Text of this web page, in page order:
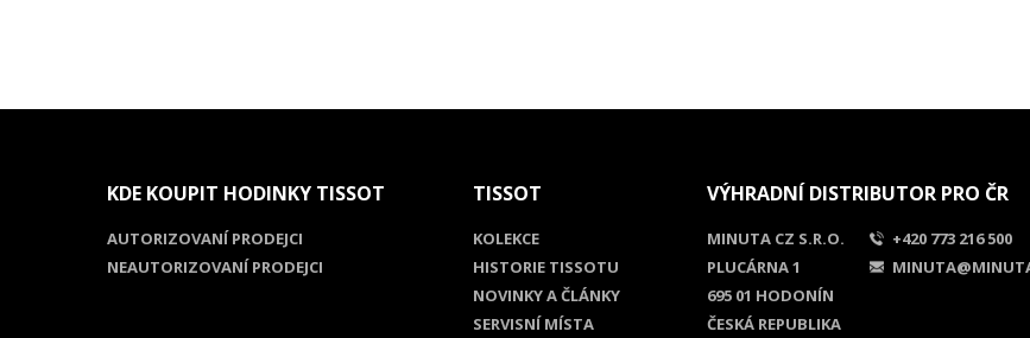
KDE KOUPIT HODINKY TISSOT
AUTORIZOVANÍ PRODEJCI
NEAUTORIZOVANÍ PRODEJCI
TISSOT
KOLEKCE
HISTORIE TISSOTU
NOVINKY A ČLÁNKY
SERVISNÍ MÍSTA
VÝHRADNÍ DISTRIBUTOR PRO ČR
MINUTA CZ S.R.O.
PLUCÁRNA 1
695 01 HODONÍN
ČESKÁ REPUBLIKA
+420 773 216 500